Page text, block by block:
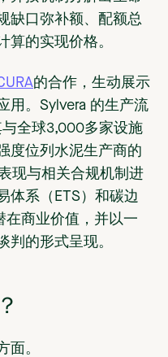
缺口弥补额、配额总
算的实现价格。
的合作，生动展示
用。Sylvera 的生产流
全球3,000多家设施
度位列水泥生产商的
现与相关合规机制进
体系（ETS）和碳边
在商业价值，并以一
判的形式呈现。
面。